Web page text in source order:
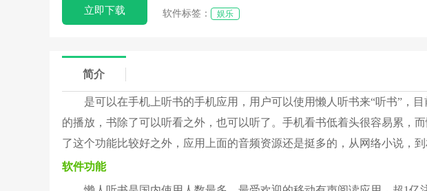
立即下载
软件标签：
娱乐
简介
是可以在手机上听书的手机应用，用户可以使用懒人听书来“听书”，
的播放，书除了可以听看之外，也可以听了。手机看书低着头很容易累，
了这个功能比较好之外，应用上面的音频资源还是挺多的，从网络小说，
软件功能